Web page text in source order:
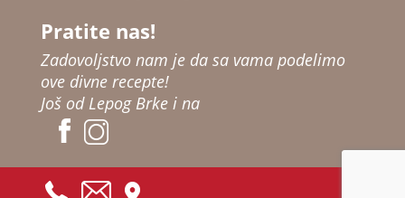
Pratite nas!
Zadovoljstvo nam je da sa vama podelimo
ove divne recepte!
Još od Lepog Brke i na